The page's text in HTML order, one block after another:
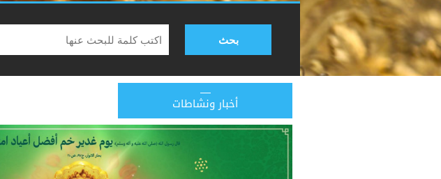
بحث
أخبار ونشاطات